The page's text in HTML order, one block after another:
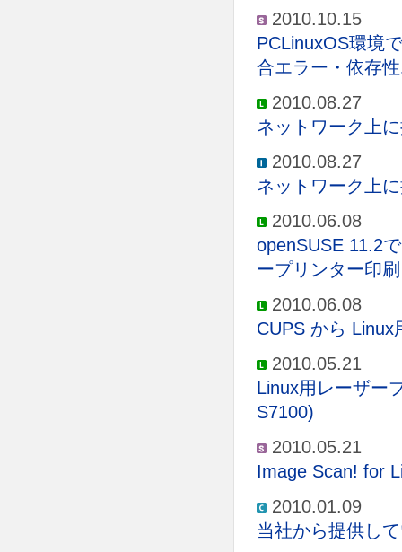
2010.10.15
PCLinuxOS環境
合エラー・依存
2010.08.27
ネットワーク上
2010.08.27
ネットワーク上
2010.06.08
openSUSE 11.2
ープリンター印
2010.06.08
CUPS から
2010.05.21
Linux用レーザー
S7100)
2010.05.21
Image Scan! for
2010.01.09
当社から提供し